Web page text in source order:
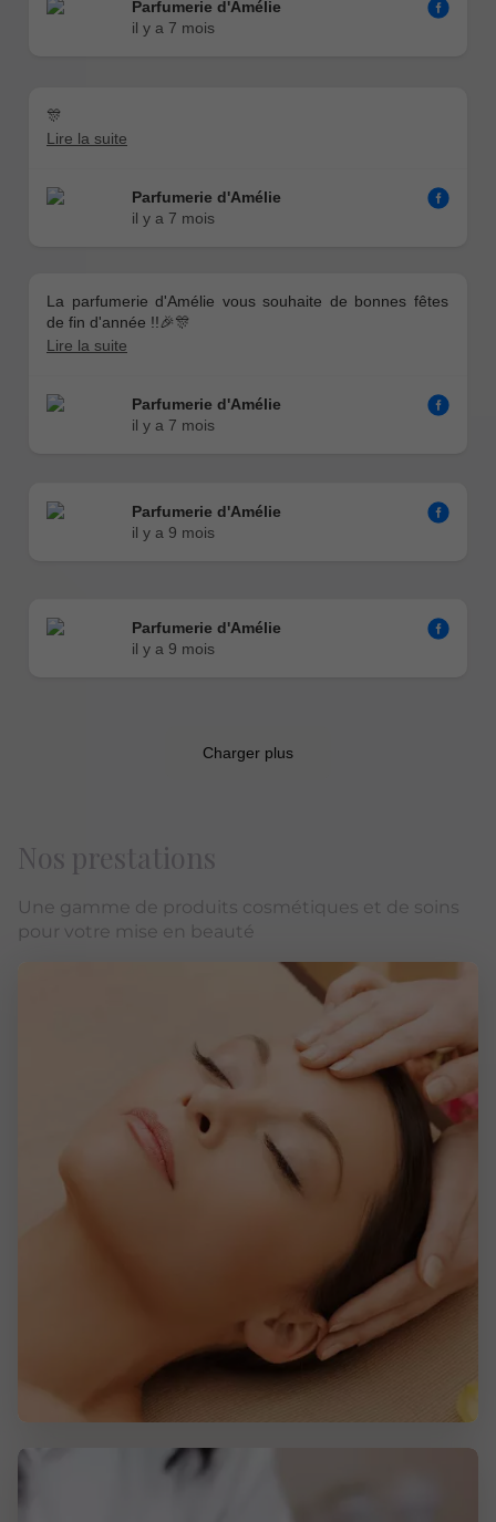
Nos prestations
Une gamme de produits cosmétiques et de soins
pour votre mise en beauté